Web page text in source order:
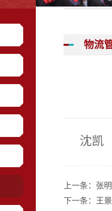
物流
沈凯
上一条： 张
下一条：
王